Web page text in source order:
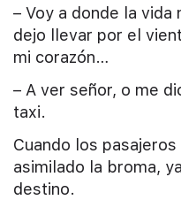
– Voy a donde la
dejo llevar por el
mi corazón…
– A ver señor, o me
taxi.
Cuando los
asimilado la broma,
destino.